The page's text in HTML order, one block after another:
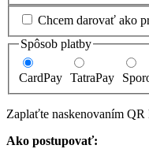
Chcem darovať ako
Spôsob platby
CardPay TatraPay
Zaplaťte naskenovaním QR
Ako postupovať: